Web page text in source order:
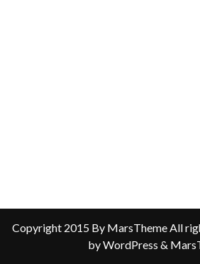
Copyright 2015 By MarsTheme All
by WordPress &